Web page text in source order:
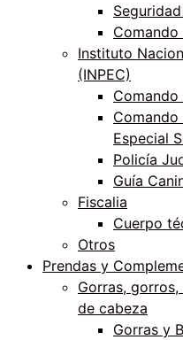
Comando
Instituto
(INPEC)
Comando
Especial
Policía
Guía
Fiscalia
Cuerpo
Otros
Prendas y
Gorras,
de cabeza
Gorras y